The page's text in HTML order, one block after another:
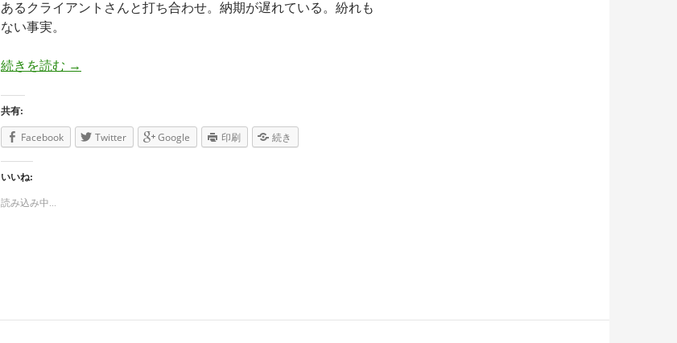
あるクライアントさんと打ち合わせ。納期が遅れている。紛れも
ない事実。
続きを読む 本業をおろそかにしてはならない。
→
共有:
Facebook Twitter Google 印刷 続き
いいね:
読み込み中...